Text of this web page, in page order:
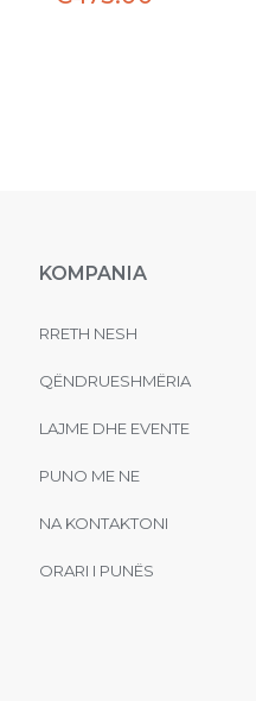
KOMPANIA
RRETH NESH
QËNDRUESHMËRIA
LAJME DHE EVENTE
PUNO ME NE
NA KONTAKTONI
ORARI I PUNËS